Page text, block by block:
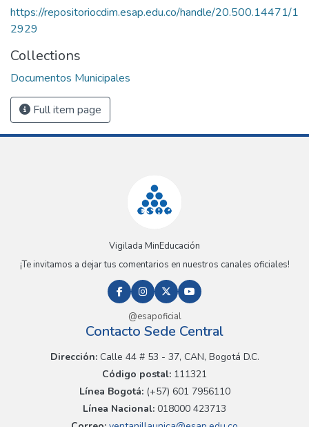
https://repositoriocdim.esap.edu.co/handle/20.500.14471/1
2929
Collections
Documentos Municipales
Full item page
Vigilada MinEducación
¡Te invitamos a dejar tus comentarios en nuestros canales oficiales!
@esapoficial
Contacto Sede Central
Dirección:Calle 44 # 53 - 37, CAN, Bogotá D.C.
Código postal: 111321
Línea Bogotá:(+57) 601 7956110
Línea Nacional: 018000 423713